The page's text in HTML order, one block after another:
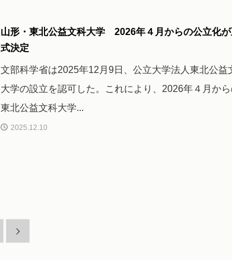
山形・東北公益文科大学 2026年４月からの公立化
式決定
文部科学省は2025年12月9日、公立大学法人東北公益
大学の設立を認可した。これにより、2026年４月か
東北公益文科大学...
2025.12.10
